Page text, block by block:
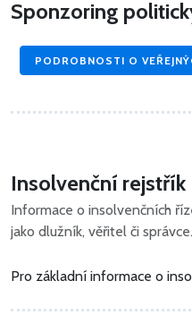
Sponzoring
PODROBNOSTI O
Insolvenční rejstřík
Informace o insolvenčních
jako dlužník, věřitel či správce.
Pro základní informace o